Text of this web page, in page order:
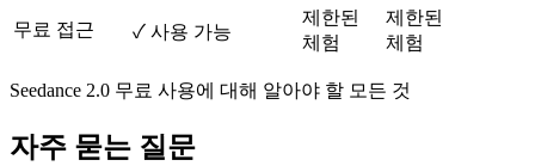
무료 접근 ✓ 사용 가능
제한된
체험
제한된
체험
Seedance 2.0 무료 사용에 대해 알아야 할 모든 것
자주 묻는 질문